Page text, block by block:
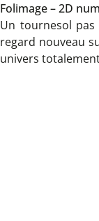
Folimage – 2D
Un tournesol
regard nouveau
univers